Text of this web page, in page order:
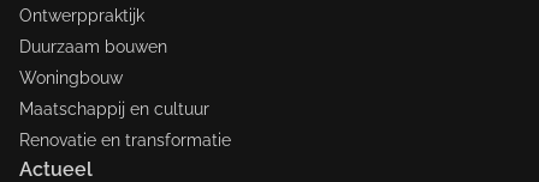
Ontwerppraktijk
Duurzaam bouwen
Woningbouw
Maatschappij en cultuur
Renovatie en transformatie
Actueel